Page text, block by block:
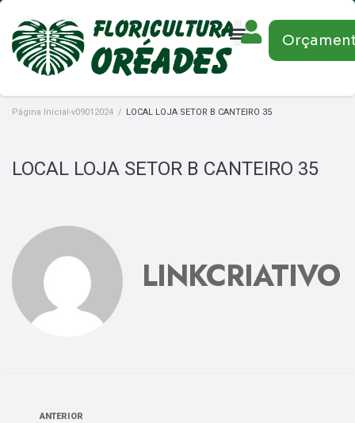
Página Inicial-v09012024 / LOCAL LOJA SETOR B CANTEIRO 35
LOCAL LOJA SETOR B CANTEIRO 35
LINKCRIATIVO
ANTERIOR